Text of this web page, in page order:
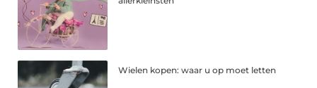
Wielen kopen: waar u op moet letten